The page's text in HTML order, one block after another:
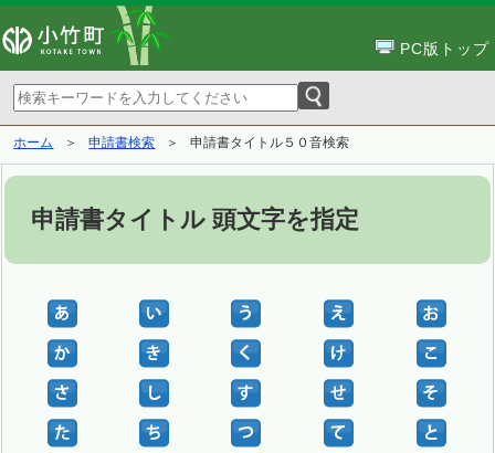
PC版トップ
ホーム 申請書検索 申請書タイトル５０音検索
申請書タイトル 頭文字を指定